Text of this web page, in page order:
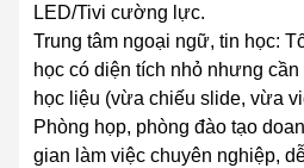
LED/Tivi cường lực.
Trung tâm ngoại ngữ, tin học:
học có diện tích nhỏ nhưng
học liệu (vừa chiếu slide, vừa
Phòng họp, phòng đào tạo
gian làm việc chuyên nghiệp,